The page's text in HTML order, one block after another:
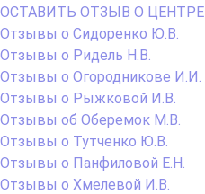
ОСТАВИТЬ ОТЗЫВ О ЦЕНТРЕ
Отзывы о Сидоренко Ю.В.
Отзывы о Ридель Н.В.
Отзывы о Огородникове И.И.
Отзывы о Рыжковой И.В.
Отзывы об Оберемок М.В.
Отзывы о Тутченко Ю.В.
Отзывы о Панфиловой Е.Н.
Отзывы о Хмелевой И.В.